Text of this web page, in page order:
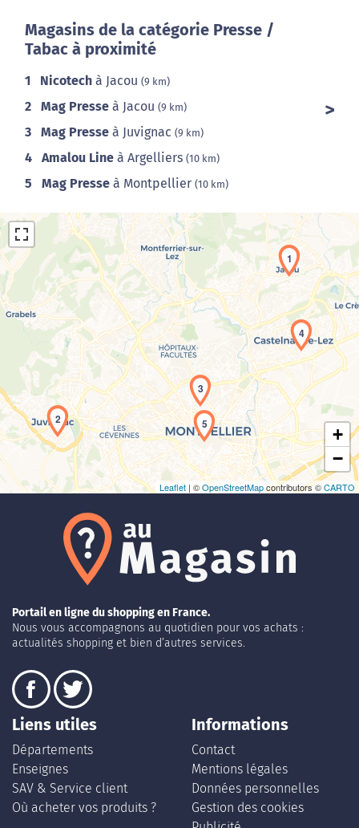
Magasins de la catégorie Presse /
Tabac à proximité
1 Nicotech à Jacou (9 km)
2 Mag Presse à Jacou (9 km)
3 Mag Presse à Juvignac (9 km)
4 Amalou Line à Argelliers (10 km)
5 Mag Presse à Montpellier (10 km)
Chargement de la carte en cours...
1
2
3
4
5
+
−
Leaflet | ©OpenStreetMapcontributors ©CARTO
Portail en ligne du shopping en France.
Nous vous accompagnons au quotidien pour vos achats :
actualités shopping et bien d’autres services.
Liens utiles
Départements
Enseignes
SAV & Service client
Où acheter vos produits ?
Informations
Contact
Mentions légales
Données personnelles
Gestion des cookies